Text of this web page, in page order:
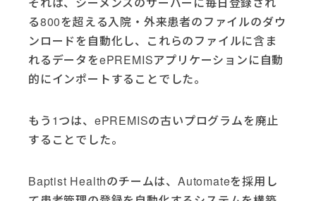
る800を超える入院・外来患者のファイルのダウ
ンロードを自動化し、これらのファイルに含ま
れるデータをePREMISアプリケーションに自動
的にインポートすることでした。
もう1つは、ePREMISの古いプログラムを廃止
することでした。
Baptist Healthのチームは、Automateを採用し